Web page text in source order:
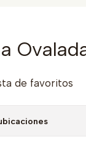
de favoritos